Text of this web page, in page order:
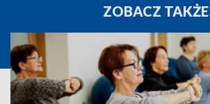
ZOBACZ TAKŻE